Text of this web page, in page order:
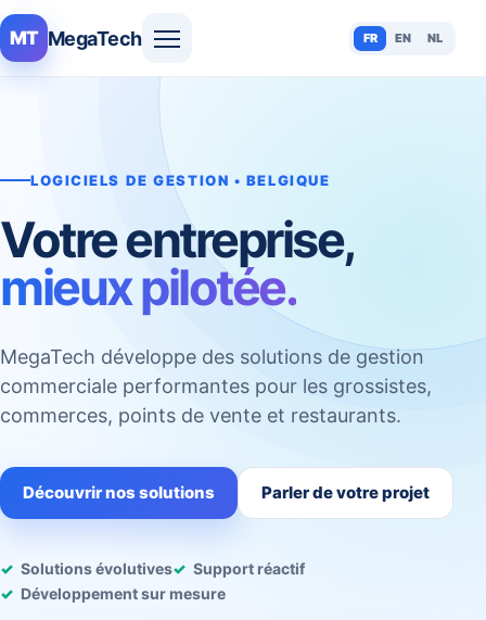
MT MegaTech FR EN NL
LOGICIELS DE GESTION • BELGIQUE
Votre entreprise,
mieux pilotée.
MegaTech développe des solutions de gestion
commerciale performantes pour les grossistes,
commerces, points de vente et restaurants.
Découvrir nos solutions Parler de votre projet
Solutions évolutives
Support réactif
Développement sur mesure